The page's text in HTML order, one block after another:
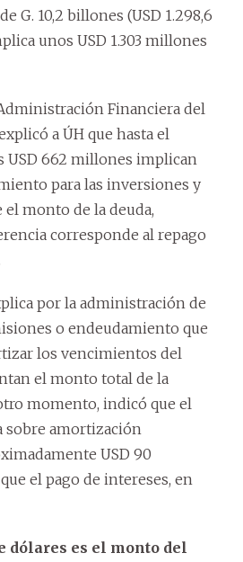
G. 10,2 billones (USD 1.298,6
unos USD 1.303 millones
Financiera del
a ÚH que hasta el
USD 662 millones implican
para las inversiones y
monto de la deuda,
corresponde al repago
por la administración de
o endeudamiento que
los vencimientos del
el monto total de la
momento, indicó que el
sobre amortización
USD 90
el pago de intereses, en
dólares es el monto del